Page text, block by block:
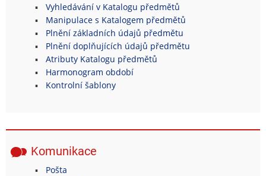
Vyhledávání v Katalogu předmětů
Manipulace s Katalogem předmětů
Plnění základních údajů předmětu
Plnění doplňujících údajů předmětu
Atributy Katalogu předmětů
Harmonogram období
Kontrolní šablony
Komunikace
Pošta